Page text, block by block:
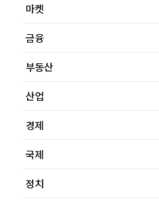
마켓
금융
부동산
산업
경제
국제
정치